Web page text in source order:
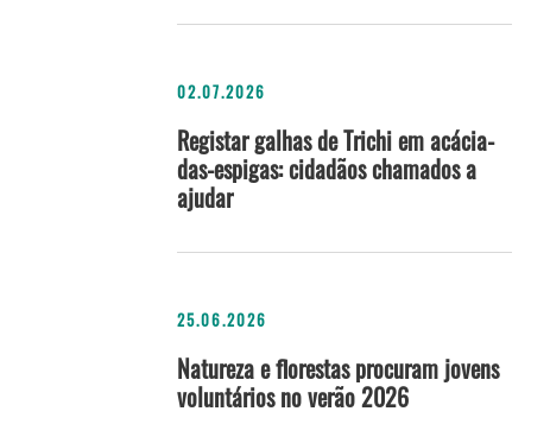
02.07.2026
Registar galhas de Trichi em acácia-
das-espigas: cidadãos chamados a
ajudar
25.06.2026
Natureza e florestas procuram jovens
voluntários no verão 2026